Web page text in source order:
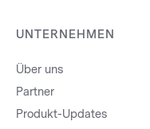
UNTERNEHMEN
Über uns
Partner
Produkt-Updates